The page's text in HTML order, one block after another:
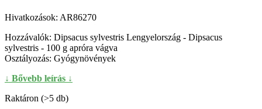
Hivatkozások: AR86270
Hozzávalók: Dipsacus sylvestris Lengyelország - Dipsacus
sylvestris - 100 g apróra vágva
Osztályozás: Gyógynövények
↓ Bővebb leírás ↓
Raktáron (>5 db)